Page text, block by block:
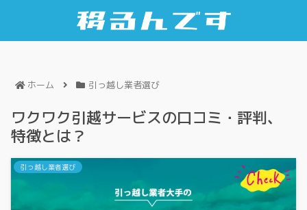
ホーム 引っ越し業者選び
ワクワク引越サービスの口コミ・評判、
特徴とは？
引っ越し業者選び